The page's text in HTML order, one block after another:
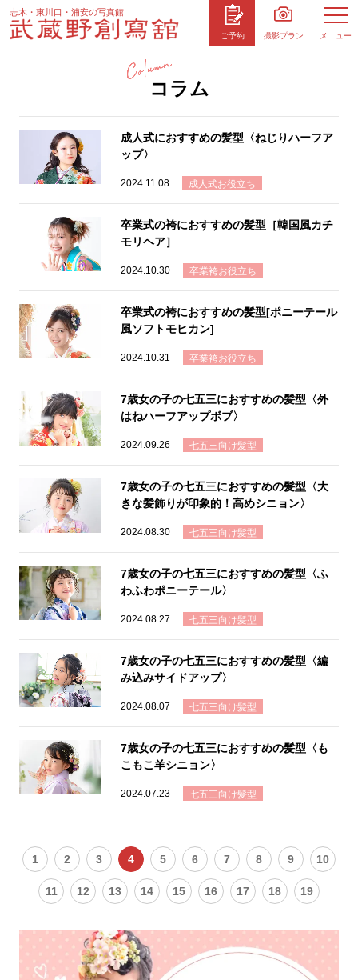
志木・東川口・浦安の写真館
ご予約 撮影プラン メニュー
コラム
成人式におすすめの髪型〈ねじりハーフア
ップ〉
2024.11.08 成人式お役立ち
卒業式の袴におすすめの髪型［韓国風カチ
モリヘア］
2024.10.30 卒業袴お役立ち
卒業式の袴におすすめの髪型[ポニーテール
風ソフトモヒカン]
2024.10.31 卒業袴お役立ち
7歳女の子の七五三におすすめの髪型〈外
はねハーフアップボブ〉
2024.09.26 七五三向け髪型
7歳女の子の七五三におすすめの髪型〈大
きな髪飾りが印象的！高めシニョン〉
2024.08.30 七五三向け髪型
7歳女の子の七五三におすすめの髪型〈ふ
わふわポニーテール〉
2024.08.27 七五三向け髪型
7歳女の子の七五三におすすめの髪型〈編
み込みサイドアップ〉
2024.08.07 七五三向け髪型
7歳女の子の七五三におすすめの髪型〈も
こもこ羊シニョン〉
2024.07.23 七五三向け髪型
1 2 3 4 5 6 7 8 9 10
11 12 13 14 15 16 17 18 19